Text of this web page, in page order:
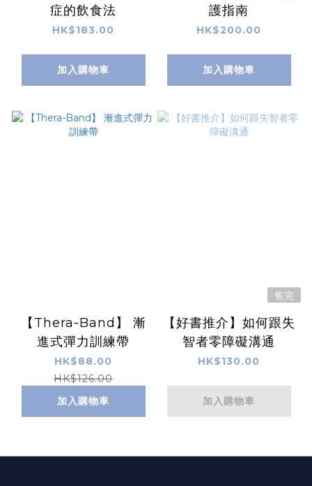
症的飲食法
HK$183.00
加入購物車
護指南
HK$200.00
加入購物車
【Thera-Band】 漸
進式彈力訓練帶
HK$88.00
HK$126.00
加入購物車
售完
【好書推介】如何跟失
智者零障礙溝通
HK$130.00
加入購物車